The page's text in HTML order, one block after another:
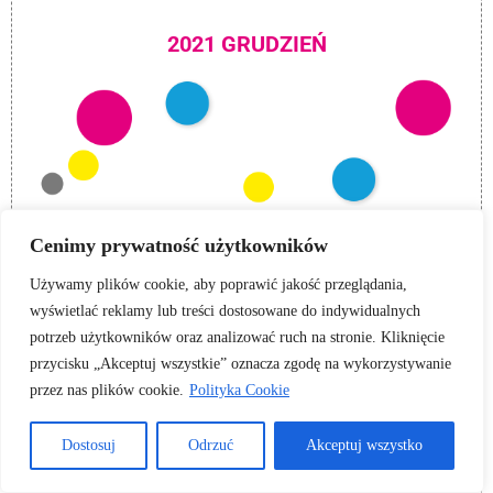
Cenimy prywatność użytkowników
Używamy plików cookie, aby poprawić jakość przeglądania,
wyświetlać reklamy lub treści dostosowane do indywidualnych
potrzeb użytkowników oraz analizować ruch na stronie. Kliknięcie
przycisku „Akceptuj wszystkie” oznacza zgodę na wykorzystywanie
przez nas plików cookie. Polityka Cookie
Dostosuj Odrzuć Akceptuj wszystko
2021 GRUDZIEŃ
2021 LISTOPAD